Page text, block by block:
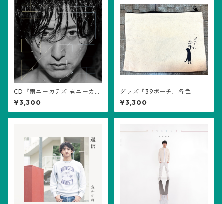
CD『雨ニモカテズ 君ニモカテ
ズ』(荒井佑輝)
¥3,300
グッズ『39ポーチ』各色
¥3,300